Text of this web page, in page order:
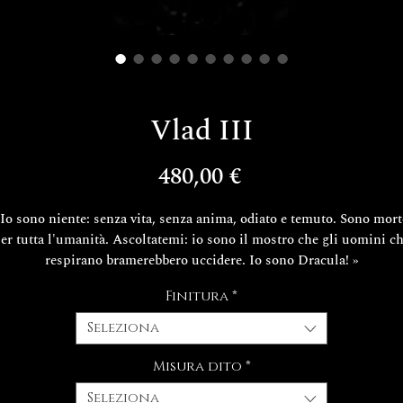
Vlad III
480,00 €Prezzo
sono niente: senza vita, senza anima, odiato e temuto. Sono
tutta l'umanità. Ascoltatemi: io sono il mostro che gli uomini
respirano bramerebbero uccidere. Io sono Dracula! »
L' anello è realizzato in argento massiccio 925
I tempi di realizzazione del tuo esclusivo gioiello Decem sono di circa
15/20 giorni lavorativi.
Finitura*
Seleziona
Misura dito *
Seleziona